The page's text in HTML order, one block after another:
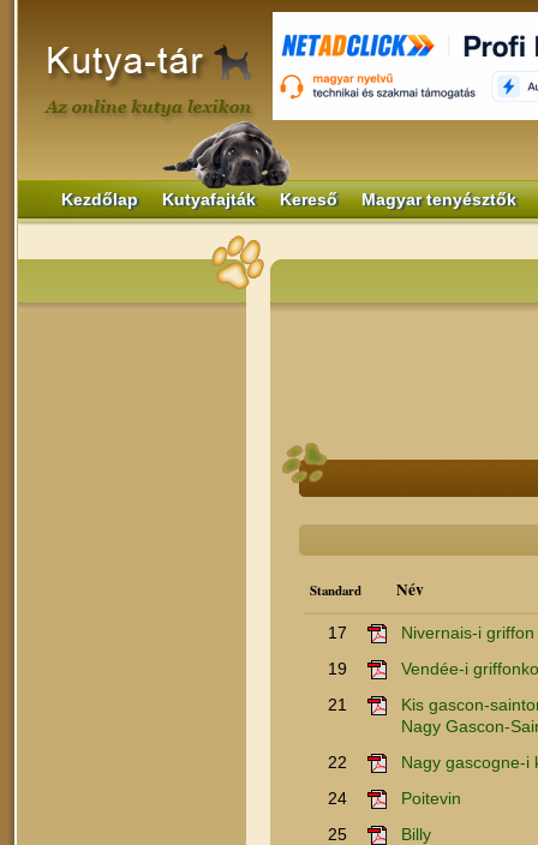
Kezdőlap Kutyafajták Kereső Magyar tenyésztők
Standard Név
17
Nivernais-i griffon
19
Vendée-i
21
Kis gascon-
Nagy Gascon-
22
Nagy gascogne-i
24
Poitevin
25
Billy